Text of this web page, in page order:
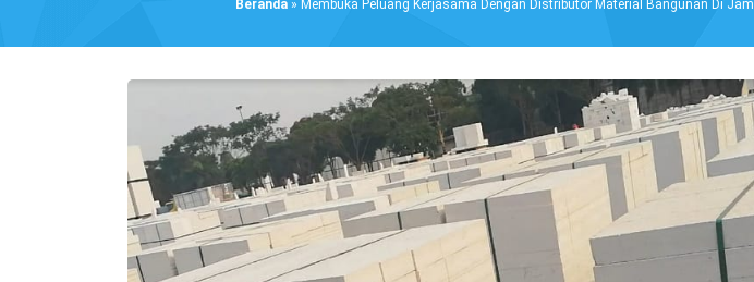
Beranda» Membuka Peluang Kerjasama Dengan Distributor Material Bangunan Di